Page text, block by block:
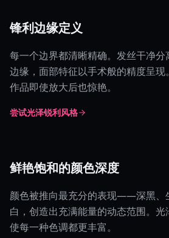
锋利边缘定义
每一个边界都清晰精确。发丝干净
边缘，面部特征以手术般的精度呈
作品即使放大后也惊艳。
尝试光泽锐利风格
鲜艳饱和的颜色深度
颜色被推向最充分的表现——深黑、
白，创造出充满能量的动态范围。光
使每一种色调都更丰富。